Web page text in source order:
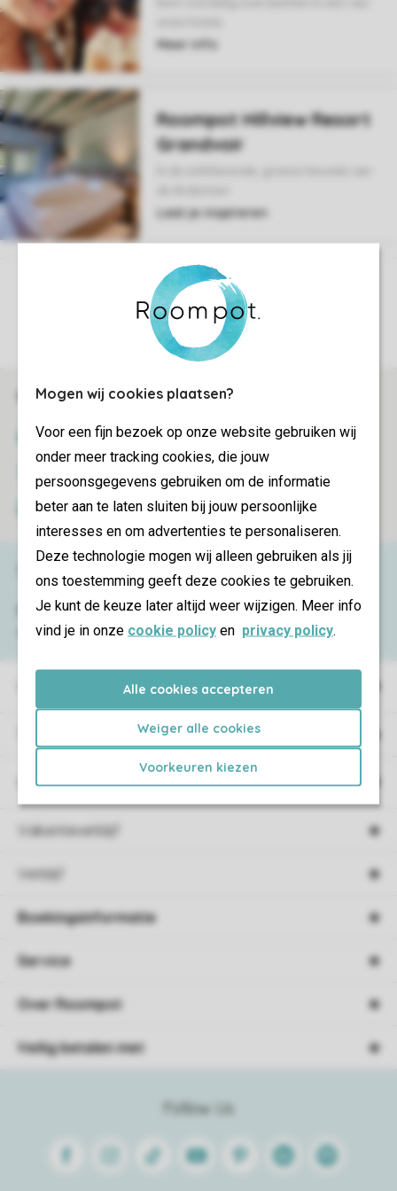
Mogen wij cookies plaatsen?
Voor een fijn bezoek op onze website gebruiken wij
onder meer tracking cookies, die jouw
persoonsgegevens gebruiken om de informatie
beter aan te laten sluiten bij jouw persoonlijke
interesses en om advertenties te personaliseren.
Deze technologie mogen wij alleen gebruiken als jij
ons toestemming geeft deze cookies te gebruiken.
Je kunt de keuze later altijd weer wijzigen. Meer info
vind je in onze cookie policy en privacy policy.
Alle cookies accepteren
Weiger alle cookies
Voorkeuren kiezen
Meer info
Roompot Hillview Resort
Grandvoir
Laat je inspireren
Controle over jouw gegevens & privacy
Instellingen wijzigen
Veilig en snel online boeken
SSL certificaat
Veilige betaling
Campings
Vakantieverblijf
Verblijf
Service & contact
Bekijk deveelgestelde vragenof neem
contact op met het Contact Center
Follow Us
FacebookInstagram
Tiktok Youtube PinterestLinkedinSpotify
Boekingsinformatie
Service
Over Roompot
Veilig betalen met